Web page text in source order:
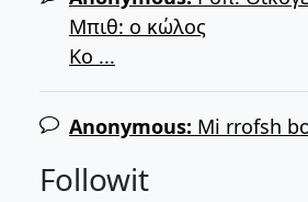
Μπιθ: ο κώλος
Κο ...
Anonymous: Mi rrofsh
Followit